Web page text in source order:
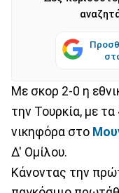
Με σκορ 2-0 η
την Τουρκία, με τα
νικηφόρα στο
Δ' Ομίλου.
Κάνοντας την